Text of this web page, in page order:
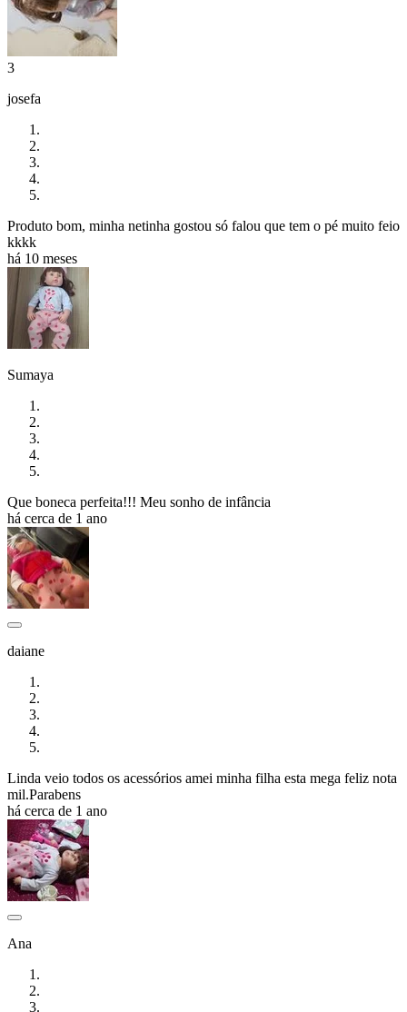
3
josefa
Produto bom, minha netinha gostou só falou que tem o pé muito feio
kkkk
há 10 meses
Sumaya
Que boneca perfeita!!! Meu sonho de infância
há cerca de 1 ano
daiane
Linda veio todos os acessórios amei minha filha esta mega feliz nota
mil.Parabens
há cerca de 1 ano
Ana